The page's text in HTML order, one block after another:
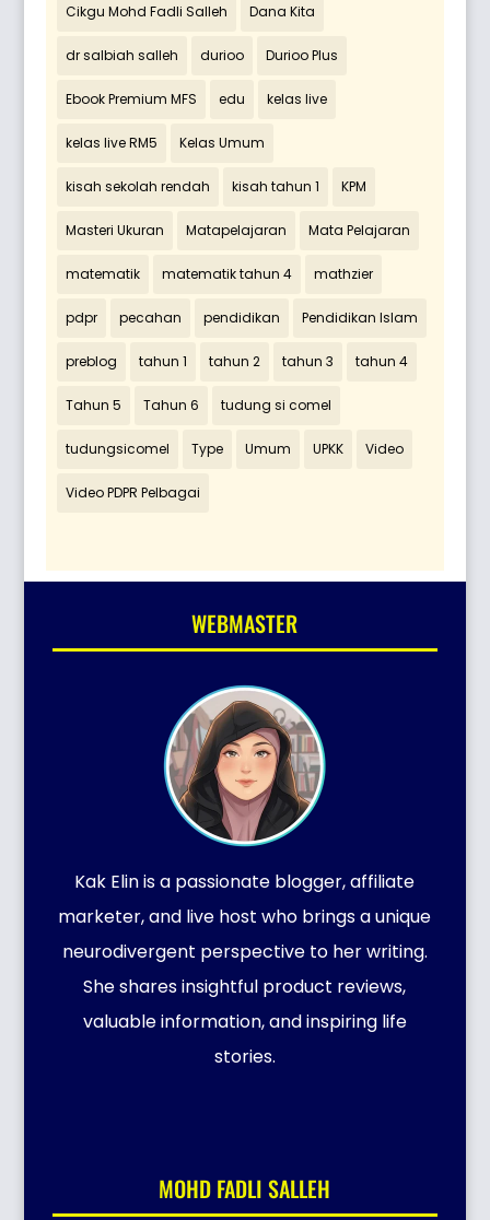
Cikgu Mohd Fadli Salleh Dana Kita
dr salbiah salleh durioo Durioo Plus
Ebook Premium MFS edu kelas live
kelas live RM5 Kelas Umum
kisah sekolah rendah kisah tahun 1 KPM
Masteri Ukuran Matapelajaran Mata Pelajaran
matematik matematik tahun 4 mathzier
pdpr pecahan pendidikan Pendidikan Islam
preblog tahun 1 tahun 2 tahun 3 tahun 4
Tahun 5 Tahun 6 tudung si comel
tudungsicomel Type Umum UPKK Video
Video PDPR Pelbagai
WEBMASTER
Kak Elin is a passionate blogger, affiliate
marketer, and live host who brings a unique
neurodivergent perspective to her writing.
She shares insightful product reviews,
valuable information, and inspiring life
stories.
MOHD FADLI SALLEH